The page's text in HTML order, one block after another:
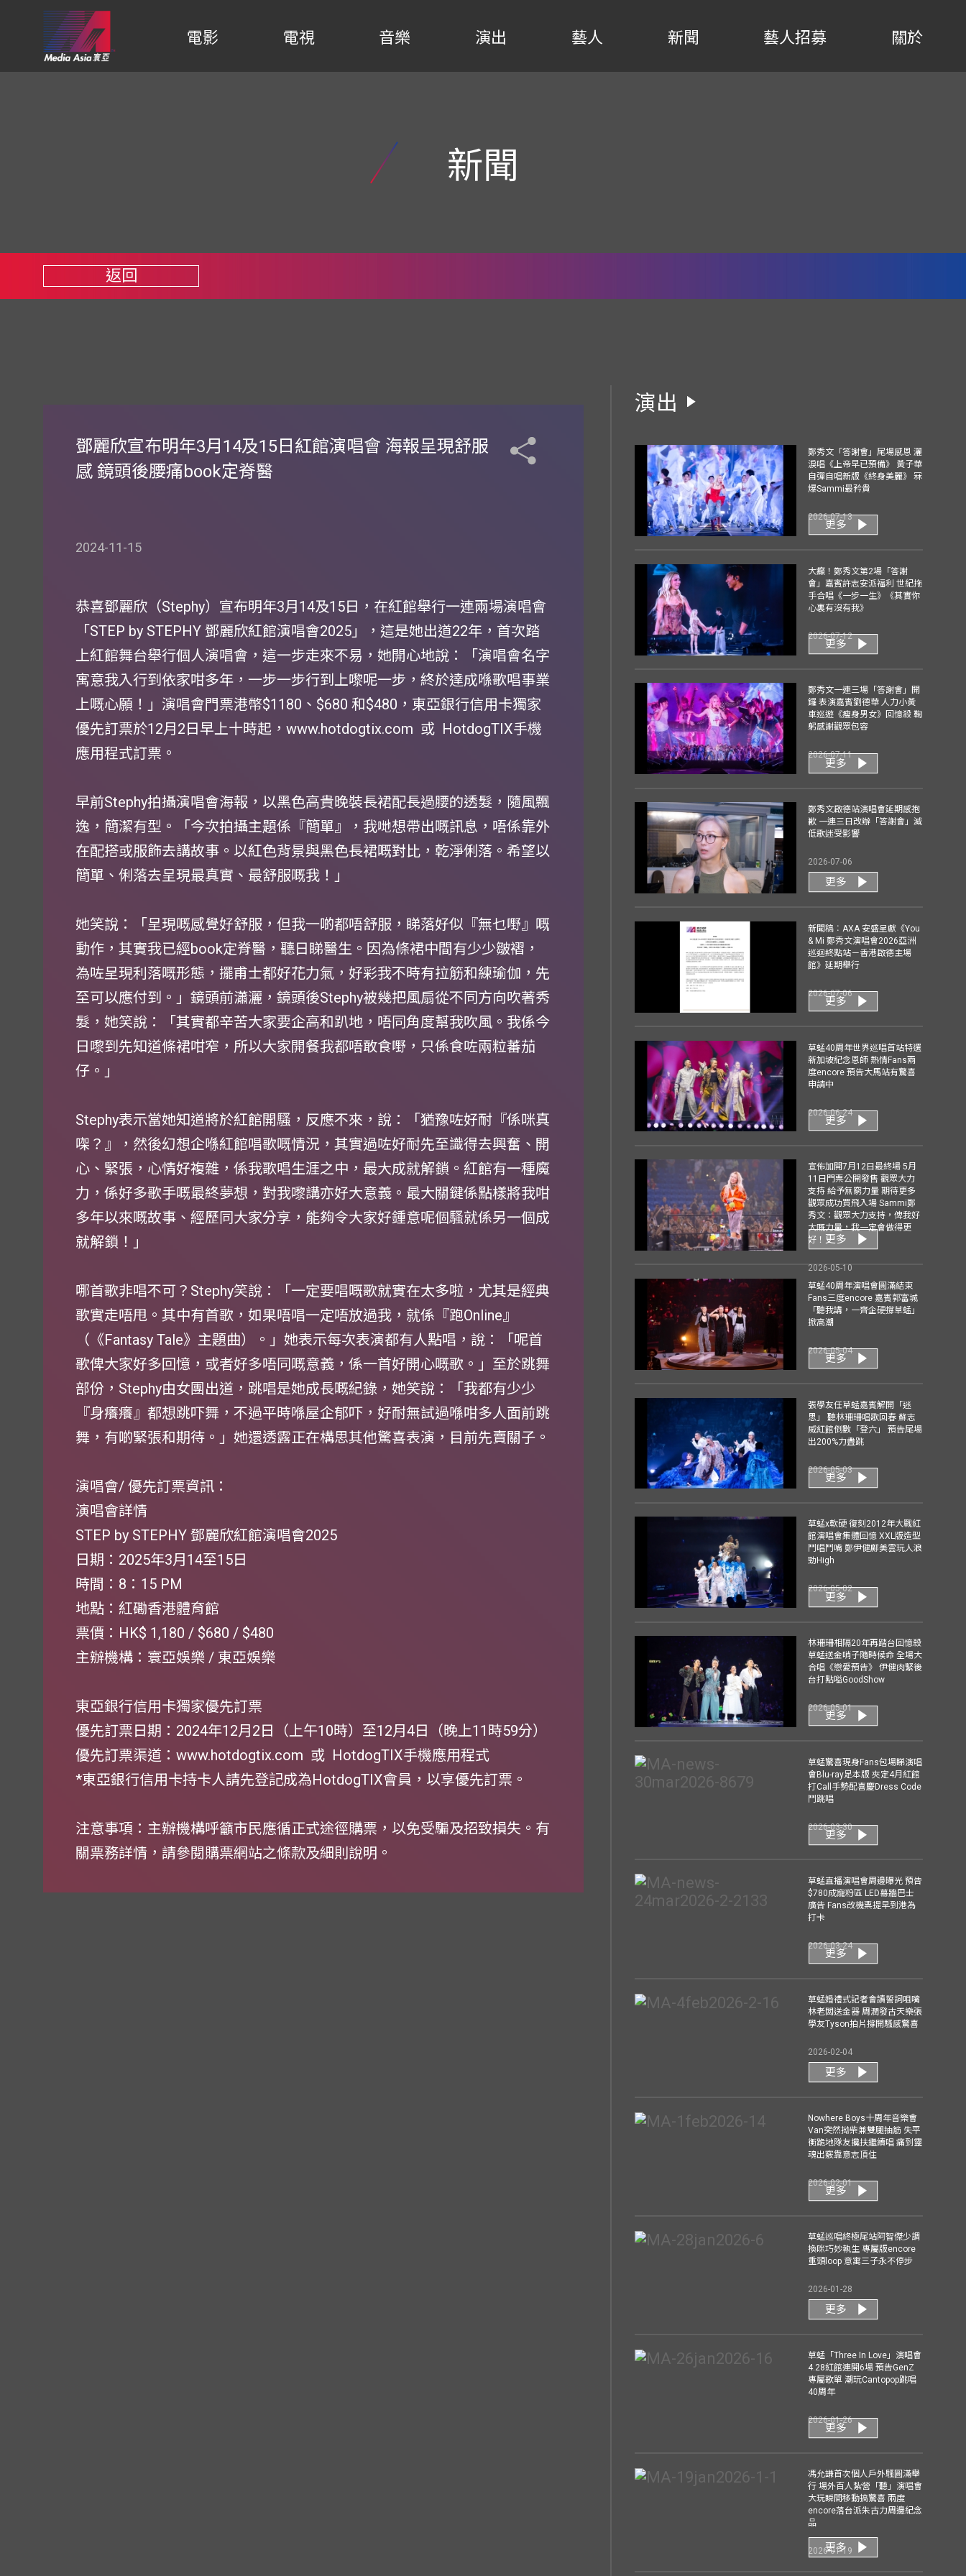
電影 電視 音樂 演出 藝人 新聞 藝人招募 關於
新聞
返回
鄧麗欣宣布明年3月14及15日紅館演唱會 海報呈現舒服
感 鏡頭後腰痛book定脊醫
2024-11-15
恭喜鄧麗欣（Stephy）宣布明年3月14及15日，在紅館舉行一連兩場演唱會
「STEP by STEPHY 鄧麗欣紅館演唱會2025」，這是她出道22年，首次踏
上紅館舞台舉行個人演唱會，這一步走來不易，她開心地說：「演唱會名字
寓意我入行到依家咁多年，一步一步行到上嚟呢一步，終於達成喺歌唱事業
上嘅心願！」演唱會門票港幣$1180、$680 和$480，東亞銀行信用卡獨家
優先訂票於12月2日早上十時起，www.hotdogtix.com 或 HotdogTIX手機
應用程式訂票。
早前Stephy拍攝演唱會海報，以黑色高貴晚裝長裙配長過腰的透髮，隨風飄
逸，簡潔有型。「今次拍攝主題係『簡單』，我哋想帶出嘅訊息，唔係靠外
在配搭或服飾去講故事。以紅色背景與黑色長裙嘅對比，乾淨俐落。希望以
簡單、俐落去呈現最真實、最舒服嘅我！」
她笑說：「呈現嘅感覺好舒服，但我一啲都唔舒服，睇落好似『無乜嘢』嘅
動作，其實我已經book定脊醫，聽日睇醫生。因為條裙中間有少少皺褶，
為咗呈現利落嘅形態，擺甫士都好花力氣，好彩我不時有拉筋和練瑜伽，先
至可以應付到。」鏡頭前瀟灑，鏡頭後Stephy被幾把風扇從不同方向吹著秀
髮，她笑說：「其實都辛苦大家要企高和趴地，唔同角度幫我吹風。我係今
日嚟到先知道條裙咁窄，所以大家開餐我都唔敢食嘢，只係食咗兩粒蕃茄
仔。」
Stephy表示當她知道將於紅館開騷，反應不來，說：「猶豫咗好耐『係咪真
㗎？』，然後幻想企喺紅館唱歌嘅情況，其實過咗好耐先至識得去興奮、開
心、緊張，心情好複雜，係我歌唱生涯之中，最大成就解鎖。紅館有一種魔
力，係好多歌手嘅最終夢想，對我嚟講亦好大意義。最大關鍵係點樣將我咁
多年以來嘅故事、經歷同大家分享，能夠令大家好鍾意呢個騷就係另一個成
就解鎖！」
哪首歌非唱不可？Stephy笑說：「一定要唱嘅歌就實在太多啦，尤其是經典
歌實走唔甩。其中有首歌，如果唔唱一定唔放過我，就係『跑Online』
（《Fantasy Tale》主題曲）。」她表示每次表演都有人點唱，說：「呢首
歌俾大家好多回憶，或者好多唔同嘅意義，係一首好開心嘅歌。」至於跳舞
部份，Stephy由女團出道，跳唱是她成長嘅紀錄，她笑說：「我都有少少
『身癢癢』都想跳吓舞，不過平時喺屋企郁吓，好耐無試過喺咁多人面前跳
舞，有啲緊張和期待。」她還透露正在構思其他驚喜表演，目前先賣關子。
演唱會/ 優先訂票資訊：
演唱會詳情
STEP by STEPHY 鄧麗欣紅館演唱會2025
日期：2025年3月14至15日
時間：8：15 PM
地點：紅磡香港體育館
票價：HK$ 1,180 / $680 / $480
主辦機構：寰亞娛樂 / 東亞娛樂
東亞銀行信用卡獨家優先訂票
優先訂票日期：2024年12月2日（上午10時）至12月4日（晚上11時59分）
優先訂票渠道：www.hotdogtix.com 或 HotdogTIX手機應用程式
*東亞銀行信用卡持卡人請先登記成為HotdogTIX會員，以享優先訂票。
注意事項：主辦機構呼籲市民應循正式途徑購票，以免受騙及招致損失。有
關票務詳情，請參閱購票網站之條款及細則說明。
演出
鄭秀文「答謝會」尾場感恩 灑
淚唱《上帝早已預備》 黃子華
自彈自唱新版《終身美麗》 冧
爆Sammi最矜貴
2026-07-13
更多
大癲！鄭秀文第2場「答謝
會」嘉賓許志安派福利 世紀拖
手合唱《一步一生》《其實你
心裏有沒有我》
2026-07-12
更多
鄭秀文一連三場「答謝會」開
鑼 表演嘉賓劉德華 人力小黃
車巡遊《瘦身男女》回憶殺 鞠
躬感謝觀眾包容
2026-07-11
更多
鄭秀文啟德站演唱會延期感抱
歉 一連三日改辦「答謝會」減
低歌迷受影響
2026-07-06
更多
新聞稿︰AXA 安盛呈獻《You
& Mi 鄭秀文演唱會2026亞洲
巡迴終點站－香港啟德主場
館》延期舉行
2026-07-06
更多
草蜢40周年世界巡唱首站特選
新加坡紀念恩師 熱情Fans兩
度encore 預告大馬站有驚喜
申請中
2026-06-24
更多
宣佈加開7月12日最終場 5月
11日門票公開發售 觀眾大力
支持 給予無窮力量 期待更多
觀眾成功買飛入場 Sammi鄭
秀文：觀眾大力支持，俾我好
大嘅力量，我一定會做得更
好！
2026-05-10
更多
草蜢40周年演唱會圓滿結束
Fans三度encore 嘉賓郭富城
「聽我講，一齊企硬撐草蜢」
掀高潮
2026-05-04
更多
張學友任草蜢嘉賓解開「迷
思」 聽林珊珊唱歌回春 蘇志
威紅館倒數「登六」 預告尾場
出200%力盡跳
2026-05-03
更多
草蜢x軟硬 復刻2012年大戰紅
館演唱會集體回憶 XXL版造型
鬥唱鬥嘴 鄭伊健鄺美雲玩人浪
勁High
2026-05-02
更多
林珊珊相隔20年再踏台回憶殺
草蜢送金哨子隨時候命 全場大
合唱《戀愛預告》 伊健肉緊後
台打點嗌GoodShow
2026-05-01
更多
草蜢驚喜現身Fans包場睇演唱
會Blu-ray足本版 夾定4月紅館
打Call手勢配喜慶Dress Code
鬥跳唱
2026-03-30
更多
草蜢直播演唱會周邊曝光 預告
$780成寵粉區 LED幕牆巴士
廣告 Fans改機票提早到港為
打卡
2026-03-24
更多
草蜢婚禮式記者會讀誓詞咀嘴
林老闆送金器 周潤發古天樂張
學友Tyson拍片撐開騷感驚喜
2026-02-04
更多
Nowhere Boys十周年音樂會
Van突然拗柴兼雙腿抽筋 失平
衡跪地隊友攙扶繼續唱 痛到靈
魂出竅靠意志頂住
2026-02-01
更多
草蜢巡唱終極尾站阿智傑少調
換咪巧妙執生 專屬版encore
重頭loop 意寓三子永不停步
2026-01-28
更多
草蜢「Three In Love」演唱會
4.28紅館連開6場 預告GenZ
專屬歌單 潮玩Cantopop跳唱
40周年
2026-01-26
更多
馮允謙首次個人戶外騷圓滿舉
行 場外百人紮營「聽」演唱會
大玩瞬間移動搞驚喜 兩度
encore落台派朱古力周邊紀念
品
2026-01-19
更多